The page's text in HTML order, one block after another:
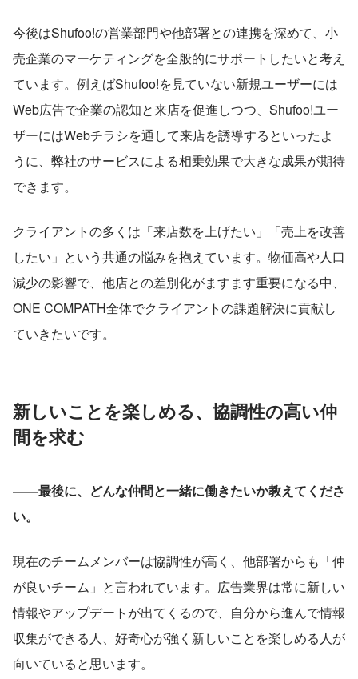
今後はShufoo!の営業部門や他部署との連携を深めて、小
売企業のマーケティングを全般的にサポートしたいと考え
ています。例えばShufoo!を見ていない新規ユーザーには
Web広告で企業の認知と来店を促進しつつ、Shufoo!ユー
ザーにはWebチラシを通して来店を誘導するといったよ
うに、弊社のサービスによる相乗効果で大きな成果が期待
できます。
クライアントの多くは「来店数を上げたい」「売上を改善
したい」という共通の悩みを抱えています。物価高や人口
減少の影響で、他店との差別化がますます重要になる中、
ONE COMPATH全体でクライアントの課題解決に貢献し
ていきたいです。
新しいことを楽しめる、協調性の高い仲
間を求む
――最後に、どんな仲間と一緒に働きたいか教えてくださ
い。
現在のチームメンバーは協調性が高く、他部署からも「仲
が良いチーム」と言われています。広告業界は常に新しい
情報やアップデートが出てくるので、自分から進んで情報
収集ができる人、好奇心が強く新しいことを楽しめる人が
向いていると思います。